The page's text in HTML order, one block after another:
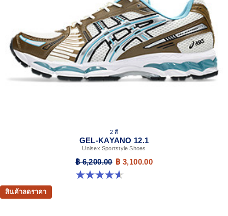
2 สี
GEL-KAYANO 12.1
Unisex Sportstyle Shoes
฿ 6,200.00 ฿ 3,100.00
4.6 จาก 5 ดาว 13 รีวิว
สินค้าลดราคา